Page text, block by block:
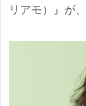
リアモ）』が